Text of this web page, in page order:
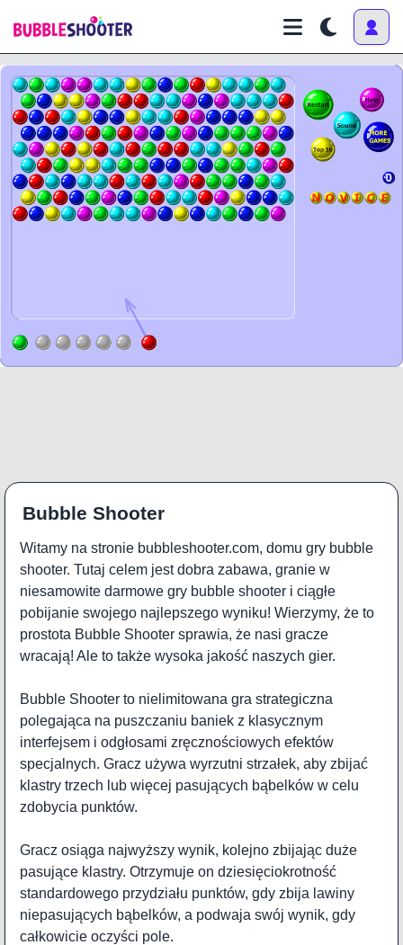
Bubble Shooter
Witamy na stronie bubbleshooter.com, domu gry bubble
shooter. Tutaj celem jest dobra zabawa, granie w
niesamowite darmowe gry bubble shooter i ciągłe
pobijanie swojego najlepszego wyniku! Wierzymy, że to
prostota Bubble Shooter sprawia, że nasi gracze
wracają! Ale to także wysoka jakość naszych gier.
Bubble Shooter to nielimitowana gra strategiczna
polegająca na puszczaniu baniek z klasycznym
interfejsem i odgłosami zręcznościowych efektów
specjalnych. Gracz używa wyrzutni strzałek, aby zbijać
klastry trzech lub więcej pasujących bąbelków w celu
zdobycia punktów.
Gracz osiąga najwyższy wynik, kolejno zbijając duże
pasujące klastry. Otrzymuje on dziesięciokrotność
standardowego przydziału punktów, gdy zbija lawiny
niepasujących bąbelków, a podwaja swój wynik, gdy
całkowicie oczyści pole.